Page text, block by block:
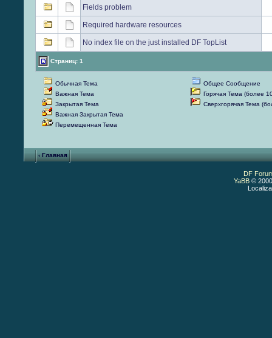
Fields problem
Required hardware resources
No index file on the just installed DF TopList
Страниц: 1
Обычная Тема
Важная Тема
Закрытая Тема
Важная Закрытая Тема
Перемещенная Тема
Общее Сообщение
Горячая Тема (более
Сверхгорячая Тема
‹ Главная
DF
YaBB©